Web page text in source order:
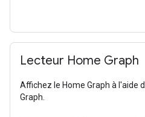
Lecteur Home Graph
Affichez le Home Graph à l'aide
Graph.